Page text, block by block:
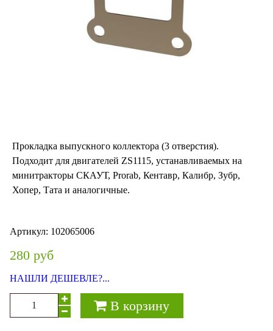
Прокладка выпускного коллектора (3 отверстия).
Подходит для двигателей ZS1115, устанавливаемых на
минитракторы СКАУТ, Prorab, Кентавр, Калибр, Зубр,
Хопер, Тата и аналогичные.
Артикул: 102065006
280 руб
НАШЛИ ДЕШЕВЛЕ?...
В корзину